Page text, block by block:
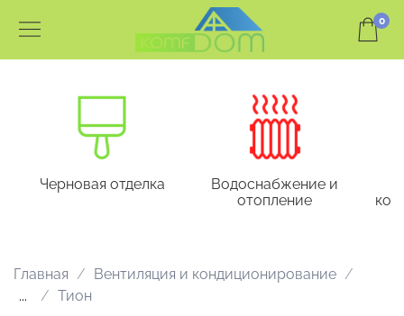
0
Черновая отделка
Водоснабжение и
отопление
Главная
Вентиляция и кондиционирование
...
Тион